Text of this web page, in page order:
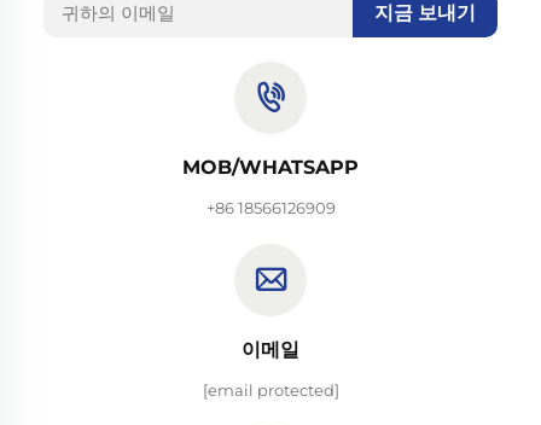
지금 보내기
MOB/WHATSAPP
+86 18566126909
이메일
[email protected]